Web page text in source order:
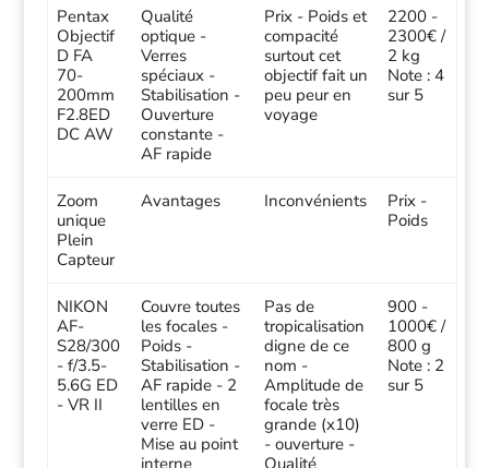
Pentax
Objectif
D FA
70-
200mm
F2.8ED
DC AW
Qualité
optique -
Verres
spéciaux -
Stabilisation -
Ouverture
constante -
AF rapide
Prix - Poids et
compacité
surtout cet
objectif fait un
peu peur en
voyage
2200 -
2300€ /
2 kg
Note : 4
sur 5
Zoom
unique
Plein
Capteur
Avantages Inconvénients
Prix -
Poids
NIKON
AF-
S28/300
- f/3.5-
5.6G ED
- VR II
Couvre toutes
les focales -
Poids -
Stabilisation -
AF rapide - 2
lentilles en
verre ED -
Mise au point
interne
Pas de
tropicalisation
digne de ce
nom -
Amplitude de
focale très
grande (x10)
- ouverture -
Qualité
900 -
1000€ /
800 g
Note : 2
sur 5